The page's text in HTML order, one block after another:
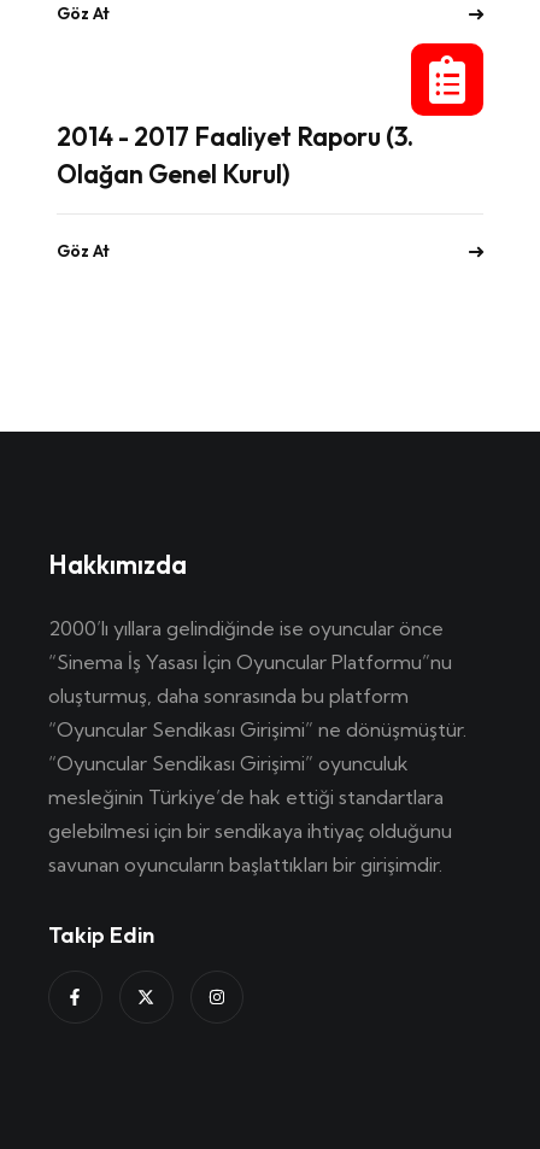
Göz At
2014 - 2017 Faaliyet Raporu (3.
Olağan Genel Kurul)
Göz At
Hakkımızda
2000’lı yıllara gelindiğinde ise oyuncular önce
“Sinema İş Yasası İçin Oyuncular Platformu”nu
oluşturmuş, daha sonrasında bu platform
“Oyuncular Sendikası Girişimi” ne dönüşmüştür.
“Oyuncular Sendikası Girişimi” oyunculuk
mesleğinin Türkiye’de hak ettiği standartlara
gelebilmesi için bir sendikaya ihtiyaç olduğunu
savunan oyuncuların başlattıkları bir girişimdir.
Takip Edin